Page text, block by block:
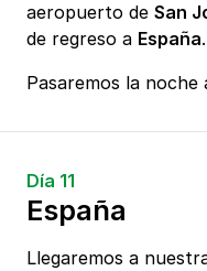
aeropuerto de San
de regreso a España.
Pasaremos la noche
Día 11
España
Llegaremos a